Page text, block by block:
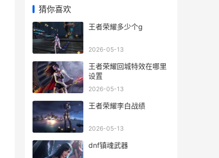
猜你喜欢
王者荣耀多少个g
2026-05-13
王者荣耀回城特效在哪里
设置
2026-05-13
王者荣耀李白战绩
2026-05-13
dnf镇魂武器